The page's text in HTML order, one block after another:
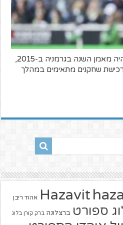
המהלך המרכזי שעשה מי שהיה מאמן השנה בגרמניה ב-2015,
רכישת שחקנים מתאימים במהלך
Hazavit אהוד ריבן
ספורט ברצלונה ברק קורן בלוג